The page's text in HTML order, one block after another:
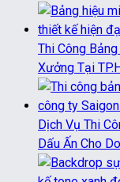
Thi Công
Xưởng Tại
Dịch Vụ Thi
Dấu Ấn Cho